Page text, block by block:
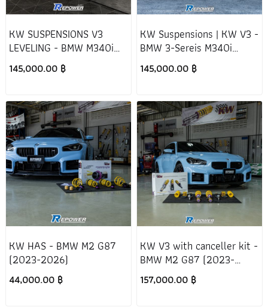
KW SUSPENSIONS V3
LEVELING - BMW M340i
G20 LCI
145,000.00 ฿
KW Suspensions | KW V3 -
BMW 3-Sereis M340i
xDrive G20 (2019-2026)
145,000.00 ฿
KW HAS - BMW M2 G87
(2023-2026)
44,000.00 ฿
KW V3 with canceller kit -
BMW M2 G87 (2023-
2026)
157,000.00 ฿